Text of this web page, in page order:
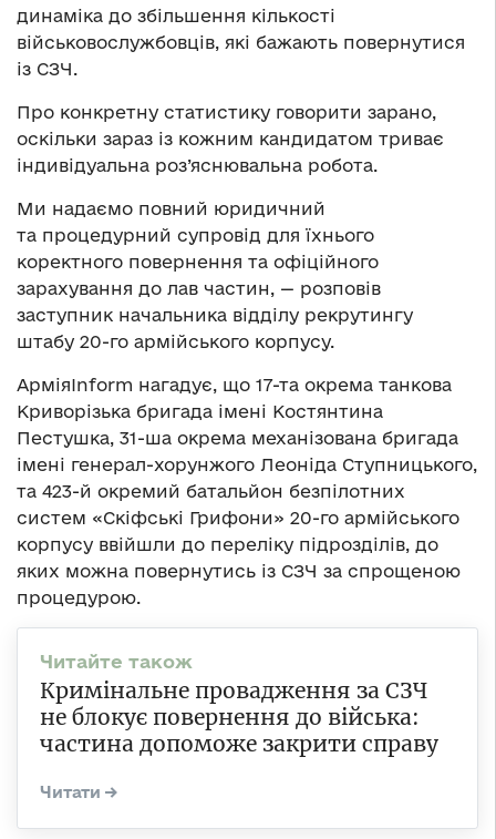
динаміка до збільшення кількості
військовослужбовців, які бажають повернутися
із СЗЧ.
Про конкретну статистику говорити зарано,
оскільки зараз із кожним кандидатом триває
індивідуальна роз’яснювальна робота.
Ми надаємо повний юридичний
та процедурний супровід для їхнього
коректного повернення та офіційного
зарахування до лав частин, — розповів
заступник начальника відділу рекрутингу
штабу 20-го армійського корпусу.
АрміяInform нагадує, що 17-та окрема танкова
Криворізька бригада імені Костянтина
Пестушка, 31-ша окрема механізована бригада
імені генерал-хорунжого Леоніда Ступницького,
та 423-й окремий батальйон безпілотних
систем «Скіфські Грифони» 20-го армійського
корпусу ввійшли до переліку підрозділів, до
яких можна повернутись із СЗЧ за спрощеною
процедурою.
Кримінальне провадження за СЗЧ
не блокує повернення до війська:
частина допоможе закрити справу